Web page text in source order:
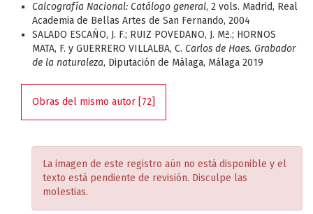
Calcografía Nacional: Catálogo general, 2 vols. Madrid, Real
Academia de Bellas Artes de San Fernando, 2004
SALADO ESCAÑO, J. F.; RUIZ POVEDANO, J. Mª.; HORNOS
MATA, F. y GUERRERO VILLALBA, C. Carlos de Haes. Grabador
de la naturaleza, Diputación de Málaga, Málaga 2019
Obras del mismo autor [72]
La imagen de este registro aún no está disponible y el
texto está pendiente de revisión. Disculpe las
molestias.